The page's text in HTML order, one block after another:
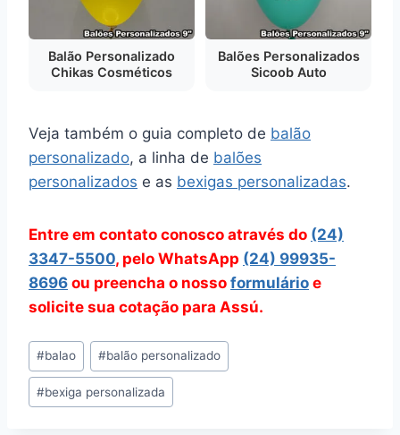
Balão Personalizado
Chikas Cosméticos
Balões Personalizados
Sicoob Auto
Veja também o guia completo de balão
personalizado, a linha de balões
personalizados e as bexigas personalizadas.
Entre em contato conosco através do (24)
3347-5500, pelo WhatsApp (24) 99935-
8696 ou preencha o nosso formulário e
solicite sua cotação para Assú.
Tags
do
Post:
#balao #balão personalizado
#bexiga personalizada